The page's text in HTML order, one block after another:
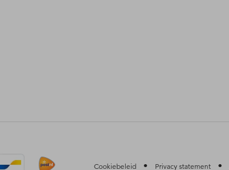
Cookiebeleid • Privacy statement •